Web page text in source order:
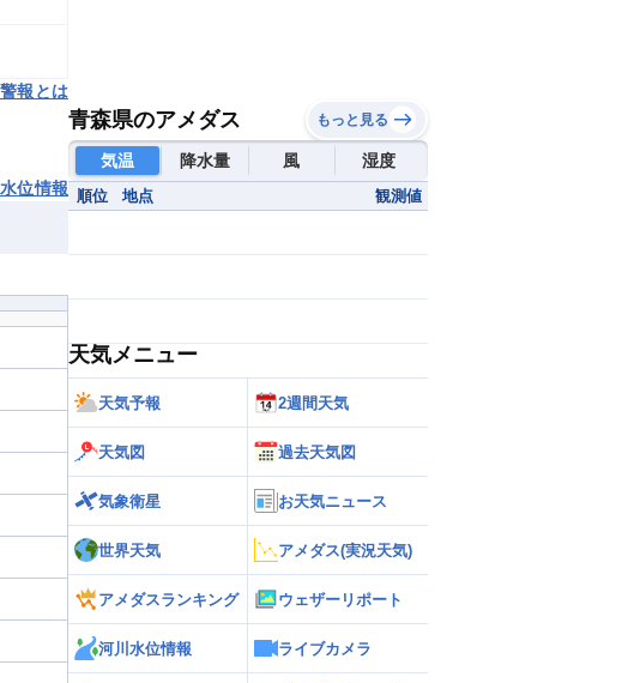
報とは
位情報
青森県のアメダス もっと見る
気温 降水量 風 湿度
順位 地点 観測値
天気メニュー
天気予報 2週間天気
天気図 過去天気図
気象衛星 お天気ニュース
世界天気 アメダス(実況天気)
アメダスランキング ウェザーリポート
河川水位情報 ライブカメラ